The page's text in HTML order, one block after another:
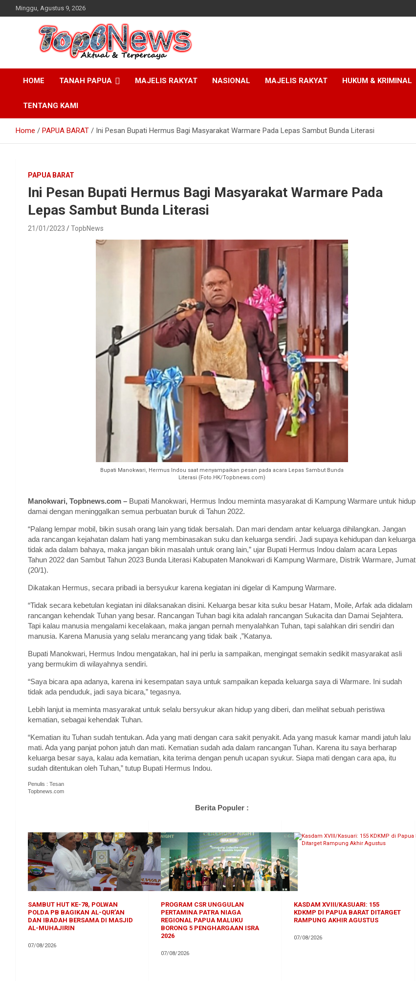
to
Minggu, Agustus 9, 2026
HOME TANAH PAPUA MAJELIS RAKYAT NASIONAL MAJELIS RAKYAT HUKUM & KRIMINAL
TENTANG KAMI
Home PAPUA BARAT Ini Pesan Bupati Hermus Bagi Masyarakat Warmare Pada Lepas Sambut Bunda Literasi
PAPUA BARAT
Ini Pesan Bupati Hermus Bagi Masyarakat Warmare Pada
Lepas Sambut Bunda Literasi
21/01/2023 TopbNews
Bupati Manokwari, Hermus Indou saat menyampaikan pesan pada acara Lepas Sambut Bunda
Literasi (Foto.HK/Topbnews.com)
Manokwari, Topbnews.com – Bupati Manokwari, Hermus Indou meminta masyarakat di Kampung Warmare untuk hidup
damai dengan meninggalkan semua perbuatan buruk di Tahun 2022.
“Palang lempar mobil, bikin susah orang lain yang tidak bersalah. Dan mari dendam antar keluarga dihilangkan. Jangan
ada rancangan kejahatan dalam hati yang membinasakan suku dan keluarga sendiri. Jadi supaya kehidupan dan keluarga
tidak ada dalam bahaya, maka jangan bikin masalah untuk orang lain,” ujar Bupati Hermus Indou dalam acara Lepas
Tahun 2022 dan Sambut Tahun 2023 Bunda Literasi Kabupaten Manokwari di Kampung Warmare, Distrik Warmare, Jumat
(20/1).
Dikatakan Hermus, secara pribadi ia bersyukur karena kegiatan ini digelar di Kampung Warmare.
“Tidak secara kebetulan kegiatan ini dilaksanakan disini. Keluarga besar kita suku besar Hatam, Moile, Arfak ada didalam
rancangan kehendak Tuhan yang besar. Rancangan Tuhan bagi kita adalah rancangan Sukacita dan Damai Sejahtera.
Tapi kalau manusia mengalami kecelakaan, maka jangan pernah menyalahkan Tuhan, tapi salahkan diri sendiri dan
manusia. Karena Manusia yang selalu merancang yang tidak baik ,”Katanya.
Bupati Manokwari, Hermus Indou mengatakan, hal ini perlu ia sampaikan, mengingat semakin sedikit masyarakat asli
yang bermukim di wilayahnya sendiri.
“Saya bicara apa adanya, karena ini kesempatan saya untuk sampaikan kepada keluarga saya di Warmare. Ini sudah
tidak ada penduduk, jadi saya bicara,” tegasnya.
Lebih lanjut ia meminta masyarakat untuk selalu bersyukur akan hidup yang diberi, dan melihat sebuah peristiwa
kematian, sebagai kehendak Tuhan.
“Kematian itu Tuhan sudah tentukan. Ada yang mati dengan cara sakit penyakit. Ada yang masuk kamar mandi jatuh lalu
mati. Ada yang panjat pohon jatuh dan mati. Kematian sudah ada dalam rancangan Tuhan. Karena itu saya berharap
keluarga besar saya, kalau ada kematian, kita terima dengan penuh ucapan syukur. Siapa mati dengan cara apa, itu
sudah ditentukan oleh Tuhan,” tutup Bupati Hermus Indou.
Penulis : Tesan
Topbnews.com
Berita Populer :
SAMBUT HUT KE-78, POLWAN
POLDA PB BAGIKAN AL-QUR’AN
DAN IBADAH BERSAMA DI MASJID
AL-MUHAJIRIN
07/08/2026
PROGRAM CSR UNGGULAN
PERTAMINA PATRA NIAGA
REGIONAL PAPUA MALUKU
BORONG 5 PENGHARGAAN ISRA
2026
07/08/2026
KASDAM XVIII/KASUARI: 155
KDKMP DI PAPUA BARAT DITARGET
RAMPUNG AKHIR AGUSTUS
07/08/2026